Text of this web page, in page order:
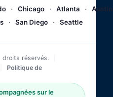
· Chicago · Atlanta ·
Austin
· San Diego · Seattle
droits réservés.
Politique de
sur le